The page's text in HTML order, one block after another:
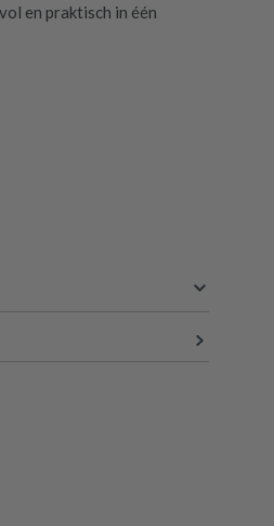
en praktisch in één